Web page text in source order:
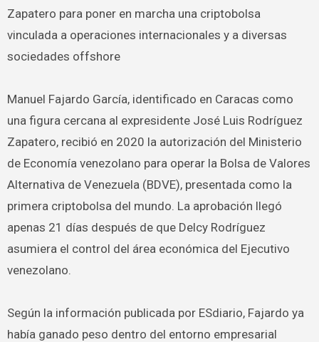
Zapatero para poner en marcha una criptobolsa
vinculada a operaciones internacionales y a diversas
sociedades offshore
Manuel Fajardo García, identificado en Caracas como
una figura cercana al expresidente José Luis Rodríguez
Zapatero, recibió en 2020 la autorización del Ministerio
de Economía venezolano para operar la Bolsa de Valores
Alternativa de Venezuela (BDVE), presentada como la
primera criptobolsa del mundo. La aprobación llegó
apenas 21 días después de que Delcy Rodríguez
asumiera el control del área económica del Ejecutivo
venezolano.
Según la información publicada por ESdiario, Fajardo ya
había ganado peso dentro del entorno empresarial